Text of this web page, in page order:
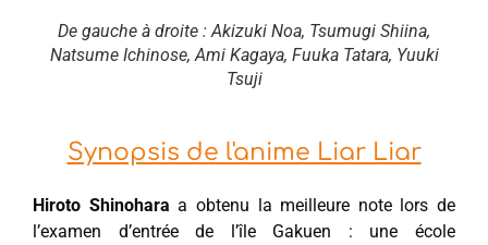
De gauche à droite : Akizuki Noa, Tsumugi Shiina,
Natsume Ichinose, Ami Kagaya, Fuuka Tatara, Yuuki
Tsuji
Synopsis de l'anime Liar Liar
Hiroto Shinohara a obtenu la meilleure note lors de
l’examen d’entrée de l’île Gakuen : une école